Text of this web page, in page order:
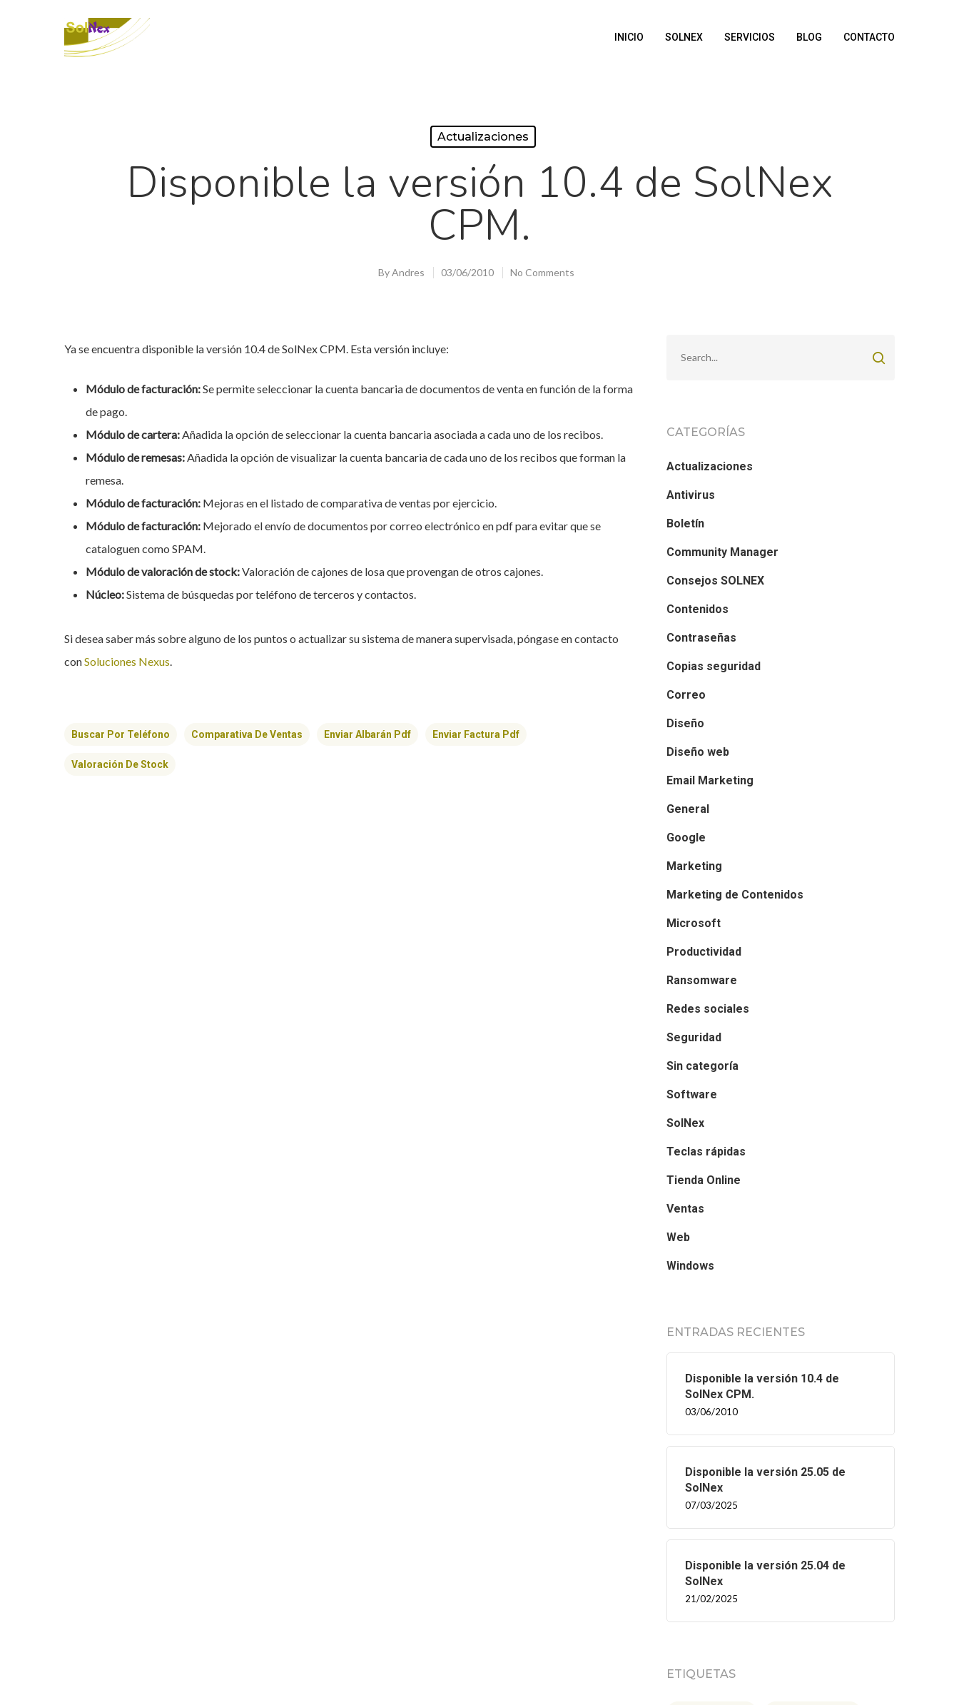
INICIO SOLNEX SERVICIOS BLOG CONTACTO
Actualizaciones
Disponible la versión 10.4 de SolNex
CPM.
ByAndres 03/06/2010 No Comments
Ya se encuentra disponible la versión 10.4 de SolNex CPM. Esta versión incluye:
Módulo de facturación:Se permite seleccionar la cuenta bancaria de documentos de venta en función de la forma
de pago.
Módulo de cartera:Añadida la opción de seleccionar la cuenta bancaria asociada a cada uno de los recibos.
Módulo de remesas:Añadida la opción de visualizar la cuenta bancaria de cada uno de los recibos que forman la
remesa.
Módulo de facturación: Mejoras en el listado de comparativa de ventas por ejercicio.
Módulo de facturación: Mejorado el envío de documentos por correo electrónico en pdf para evitar que se
cataloguen como SPAM.
Módulo de valoración de stock:Valoración de cajones de losa que provengan de otros cajones.
Núcleo:Sistema de búsquedas por teléfono de terceros y contactos.
Si desea saber más sobre alguno de los puntos o actualizar su sistema de manera supervisada, póngase en contacto
conSoluciones Nexus.
Buscar Por Teléfono Comparativa De Ventas Enviar Albarán Pdf Enviar Factura Pdf
Valoración De Stock
CATEGORÍAS
Actualizaciones
Antivirus
Boletín
Community Manager
Consejos SOLNEX
Contenidos
Contraseñas
Copias seguridad
Correo
Diseño
Diseño web
Email Marketing
General
Google
Marketing
Marketing de Contenidos
Microsoft
Productividad
Ransomware
Redes sociales
Seguridad
Sin categoría
Software
SolNex
Teclas rápidas
Tienda Online
Ventas
Web
Windows
ENTRADAS RECIENTES
Disponible la versión 10.4 de
SolNex CPM.
03/06/2010
Disponible la versión 25.05 de
SolNex
07/03/2025
Disponible la versión 25.04 de
SolNex
21/02/2025
ETIQUETAS